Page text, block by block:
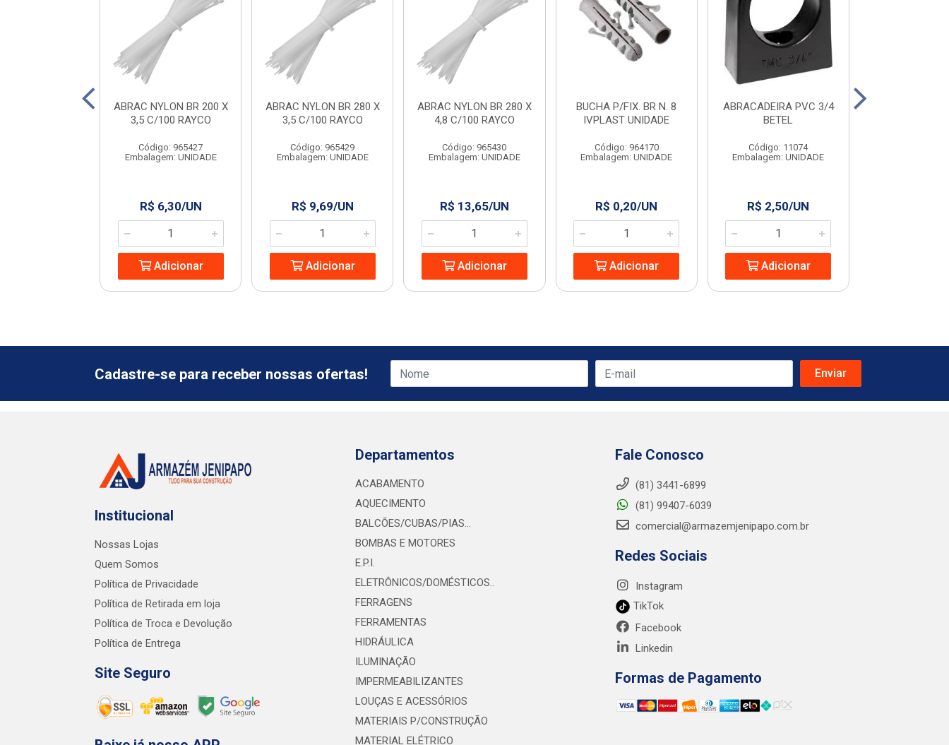
ABRAC NYLON BR 200 X
3,5 C/100 RAYCO
Código: 965427
Embalagem: UNIDADE
R$ 6,30/UN
Adicionar
ABRAC NYLON BR 280 X
3,5 C/100 RAYCO
Código: 965429
Embalagem: UNIDADE
R$ 9,69/UN
Adicionar
ABRAC NYLON BR 280 X
4,8 C/100 RAYCO
Código: 965430
Embalagem: UNIDADE
R$ 13,65/UN
Adicionar
BUCHA P/FIX. BR N. 8
IVPLAST UNIDADE
Código: 964170
Embalagem: UNIDADE
R$ 0,20/UN
Adicionar
ABRACADEIRA PVC 3/4
BETEL
Código: 11074
Embalagem: UNIDADE
R$ 2,50/UN
Adicionar
Cadastre-se para receber nossas ofertas!
Institucional
Nossas Lojas
Quem Somos
Política de Privacidade
Política de Retirada em loja
Política de Troca e Devolução
Política de Entrega
Site Seguro
Departamentos
ACABAMENTO
AQUECIMENTO
BALCÕES/CUBAS/PIAS...
BOMBAS E MOTORES
E.P.I.
ELETRÔNICOS/DOMÉSTICOS..
FERRAGENS
FERRAMENTAS
HIDRÁULICA
ILUMINAÇÃO
IMPERMEABILIZANTES
LOUÇAS E ACESSÓRIOS
MATERIAIS P/CONSTRUÇÃO
MATERIAL ELÉTRICO
Fale Conosco
(81) 3441-6899
(81) 99407-6039
comercial@armazemjenipapo.com.br
Redes Sociais
Instagram
TikTok
Facebook
Linkedin
Formas de Pagamento